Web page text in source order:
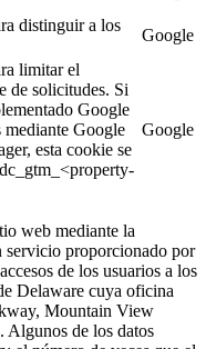
distinguir a los
Google
limitar el
de solicitudes. Si
Google
Google
esta cookie se
dc_ gtm_ <property-
Google
web mediante la
servicio proporcionado por
de los usuarios a los
Delaware cuya oficina
Mountain View
de los datos